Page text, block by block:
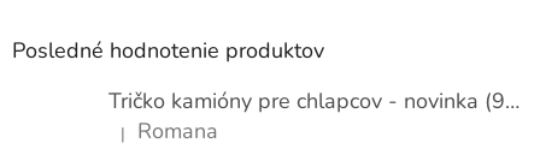
Posledné hodnotenie produktov
Tričko kamióny pre chlapcov - novinka (98-134)
Hodnotenie produktu je 5 z 5 hviezdičiek.
| Romana